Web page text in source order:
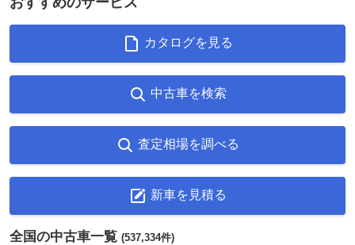
カタログを見る
中古車を検索
査定相場を調べる
新車を見積る
全国の中古車一覧 (537,334件)